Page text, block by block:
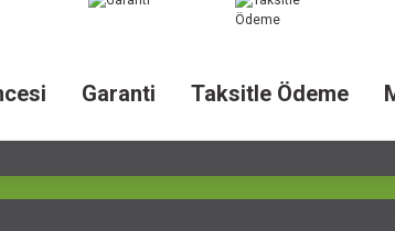
Garanti Taksitle Ödeme